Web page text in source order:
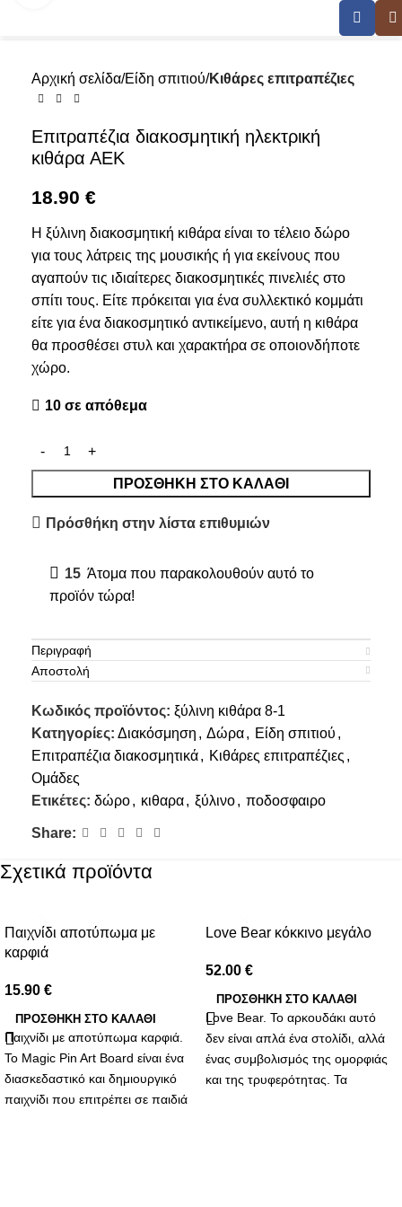
Αρχική σελίδα Είδη σπιτιού Κιθάρες επιτραπέζιες
Επιτραπέζια διακοσμητική ηλεκτρική
κιθάρα ΑΕΚ
18.90 €
Η ξύλινη διακοσμητική κιθάρα είναι το τέλειο δώρο
για τους λάτρεις της μουσικής ή για εκείνους που
αγαπούν τις ιδιαίτερες διακοσμητικές πινελιές στο
σπίτι τους. Είτε πρόκειται για ένα συλλεκτικό κομμάτι
είτε για ένα διακοσμητικό αντικείμενο, αυτή η κιθάρα
θα προσθέσει στυλ και χαρακτήρα σε οποιονδήποτε
χώρο.
10 σε απόθεμα
ΠΡΟΣΘΉΚΗ ΣΤΟ ΚΑΛΆΘΙ
Πρόσθήκη στην λίστα επιθυμιών
15 Άτομα που παρακολουθούν αυτό το
προϊόν τώρα!
Περιγραφή
Αποστολή
Κωδικός προϊόντος: ξύλινη κιθάρα 8-1
Κατηγορίες: Διακόσμηση , Δώρα, Είδη σπιτιού ,
Επιτραπέζια διακοσμητικά, Κιθάρες επιτραπέζιες ,
Ομάδες
Ετικέτες: δώρο, κιθαρα, ξύλινο, ποδοσφαιρο
Share:
Σχετικά προϊόντα
Παιχνίδι αποτύπωμα με
καρφιά
15.90 €
ΠΡΟΣΘΉΚΗ ΣΤΟ ΚΑΛΆΘΙ
Παιχνίδι με αποτύπωμα καρφιά.
Το Magic Pin Art Board είναι ένα
διασκεδαστικό και δημιουργικό
παιχνίδι που επιτρέπει σε παιδιά
Love Bear κόκκινο μεγάλο
52.00 €
ΠΡΟΣΘΉΚΗ ΣΤΟ ΚΑΛΆΘΙ
Love Bear. Το αρκουδάκι αυτό
δεν είναι απλά ένα στολίδι, αλλά
ένας συμβολισμός της ομορφιάς
και της τρυφερότητας. Τα